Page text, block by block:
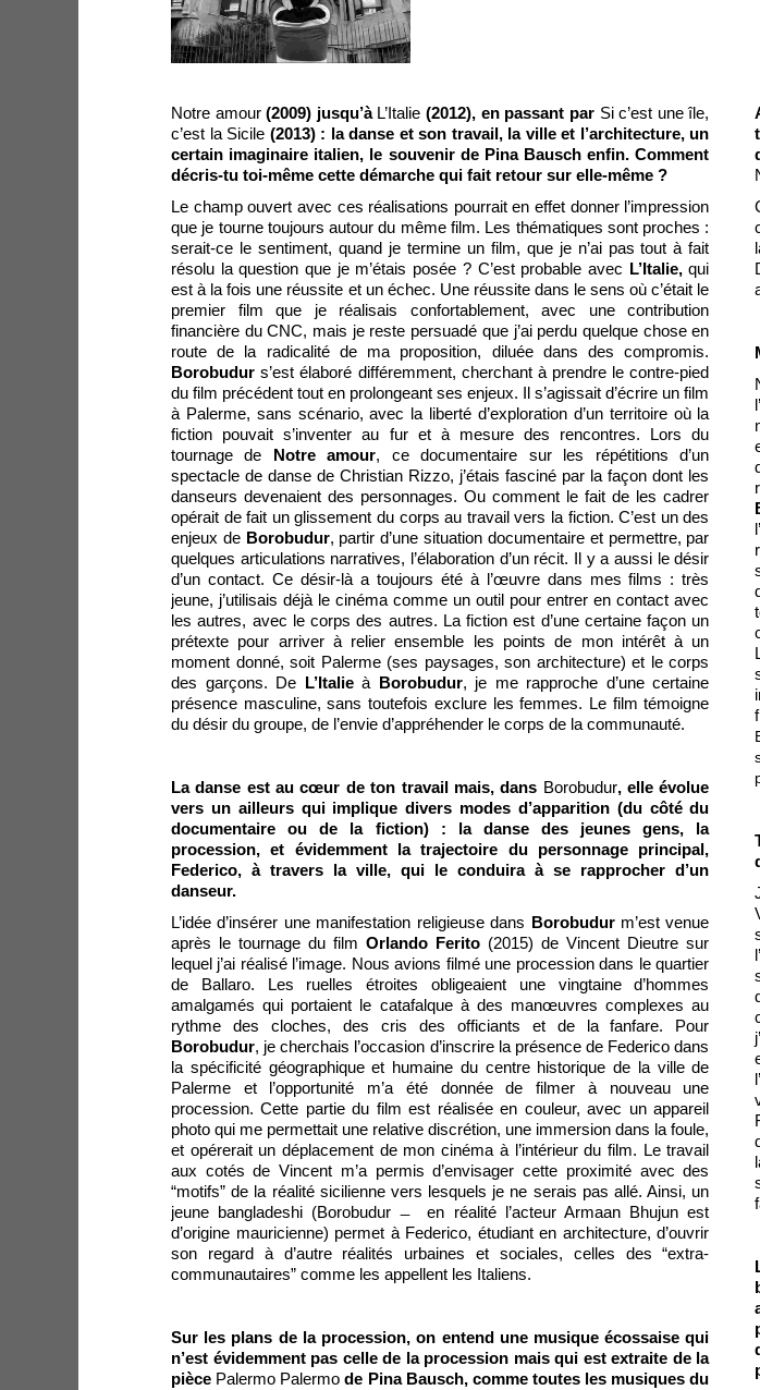
Notre amour(2009) jusqu’à L’Italie(2012), en passant par Si c’est une île,
c’est la Sicile (2013) : la danse et son travail, la ville et l’architecture, un
certain imaginaire italien, le souvenir de Pina Bausch enfin. Comment
décris-tu toi-même cette démarche qui fait retour sur elle-même ?
Le champ ouvert avec ces réalisations pourrait en effet donner l’impression
que je tourne toujours autour du même film. Les thématiques sont proches :
serait-ce le sentiment, quand je termine un film, que je n’ai pas tout à fait
résolu la question que je m’étais posée ? C’est probable avec
L’Italie,qui
est à la fois une réussite et un échec. Une réussite dans le sens où c’était le
premier film que je réalisais confortablement, avec une contribution
financière du CNC, mais je reste persuadé que j’ai perdu quelque chose en
route de la radicalité de ma proposition, diluée dans des compromis.
Borobudur s’est élaboré différemment, cherchant à prendre le contre-pied
du film précédent tout en prolongeant ses enjeux. Il s’agissait d’écrire un film
à Palerme, sans scénario, avec la liberté d’exploration d’un territoire où la
fiction pouvait s’inventer au fur et à mesure des rencontres. Lors du
tournage de
Notre amour, ce documentaire sur les répétitions d’un
spectacle de danse de Christian Rizzo, j’étais fasciné par la façon dont les
danseurs devenaient des personnages. Ou comment le fait de les cadrer
opérait de fait un glissement du corps au travail vers la fiction. C’est un des
enjeux de Borobudur, partir d’une situation documentaire et permettre, par
quelques articulations narratives, l’élaboration d’un récit. Il y a aussi le désir
d’un contact. Ce désir-là a toujours été à l’œuvre dans mes films : très
jeune, j’utilisais déjà le cinéma comme un outil pour entrer en contact avec
les autres, avec le corps des autres. La fiction est d’une certaine façon un
prétexte pour arriver à relier ensemble les points de mon intérêt à un
moment donné, soit Palerme (ses paysages, son architecture) et le corps
des garçons. De
L’Italieà Borobudur, je me rapproche d’une certaine
présence masculine, sans toutefois exclure les femmes. Le film témoigne
du désir du groupe, de l’envie d’appréhender le corps de la communauté.
La danse est au cœur de ton travail mais, dans Borobudur, elle évolue
vers un ailleurs qui implique divers modes d’apparition (du côté du
documentaire ou de la fiction) : la danse des jeunes gens, la
procession, et évidemment la trajectoire du personnage principal,
Federico, à travers la ville, qui le conduira à se rapprocher d’un
danseur.
L’idée d’insérer une manifestation religieuse dans
Borobudurm’est venue
après le tournage du filmOrlando Ferito (2015) de Vincent Dieutre sur
lequel j’ai réalisé l’image. Nous avions filmé une procession dans le quartier
de Ballaro. Les ruelles étroites obligeaient une vingtaine d’hommes
amalgamés qui portaient le catafalque à des manœuvres complexes au
rythme des cloches, des cris des officiants et de la fanfare. Pour
Borobudur, je cherchais l’occasion d’inscrire la présence de Federico dans
la spécificité géographique et humaine du centre historique de la ville de
Palerme et l’opportunité m’a été donnée de filmer à nouveau une
procession. Cette partie du film est réalisée en couleur, avec un appareil
photo qui me permettait une relative discrétion, une immersion dans la foule,
et opérerait un déplacement de mon cinéma à l’intérieur du film. Le travail
aux cotés de Vincent m’a permis d’envisager cette proximité avec des
“motifs” de la réalité sicilienne vers lesquels je ne serais pas allé. Ainsi, un
jeune bangladeshi (Borobudur ̶ en réalité l’acteur Armaan Bhujun est
d’origine mauricienne) permet à Federico, étudiant en architecture, d’ouvrir
son regard à d’autre réalités urbaines et sociales, celles des “extra-
communautaires” comme les appellent les Italiens.
Sur les plans de la procession, on entend une musique écossaise qui
n’est évidemment pas celle de la procession mais qui est extraite de la
pièce Palermo Palermode Pina Bausch, comme toutes les musiques du